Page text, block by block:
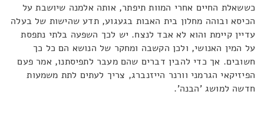
כששאלת החיים אחרי המוות תיפתר, אותה אלמנה שיושבת על
הכיסא ובוהה מחלון בית האבות בגעגוע, תדע שהישות של בעלה
עדיין קיימת והוא לא אבד לנצח. יש לכך השפעה בלתי נתפסת
על המין האנושי, ולכן הקשבה ומחקר של הנושא הם כל כך
חשובים. אך כדי להבין דברים שהם מעבר לתפיסתנו, אמר פעם
הפיזיקאי הגרמני וורנר הייזנברג, צריך לעתים לתת משמעות
חדשה למושג 'הבנה'.